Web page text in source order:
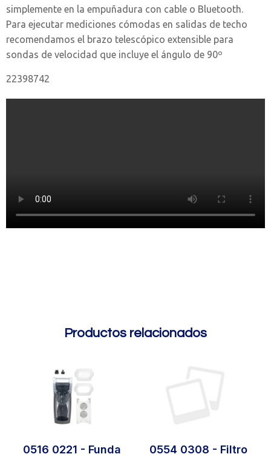
simplemente en la empuñadura con cable o Bluetooth.
Para ejecutar mediciones cómodas en salidas de techo
recomendamos el brazo telescópico extensible para
sondas de velocidad que incluye el ángulo de 90º
22398742
Productos relacionados
0516 0221 - Funda
0554 0308 - Filtro